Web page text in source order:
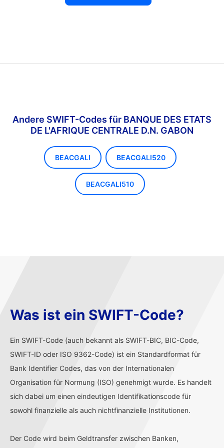
Andere SWIFT-Codes für BANQUE DES ETATS
DE L'AFRIQUE CENTRALE D.N. GABON
BEACGALI BEACGALI520
BEACGALI510
Was ist ein SWIFT-Code?
Ein SWIFT-Code (auch bekannt als SWIFT-BIC, BIC-Code,
SWIFT-ID oder ISO 9362-Code) ist ein Standardformat für
Bank Identifier Codes, das von der Internationalen
Organisation für Normung (ISO) genehmigt wurde. Es handelt
sich dabei um einen eindeutigen Identifikationscode für
sowohl finanzielle als auch nichtfinanzielle Institutionen.
Der Code wird beim Geldtransfer zwischen Banken,